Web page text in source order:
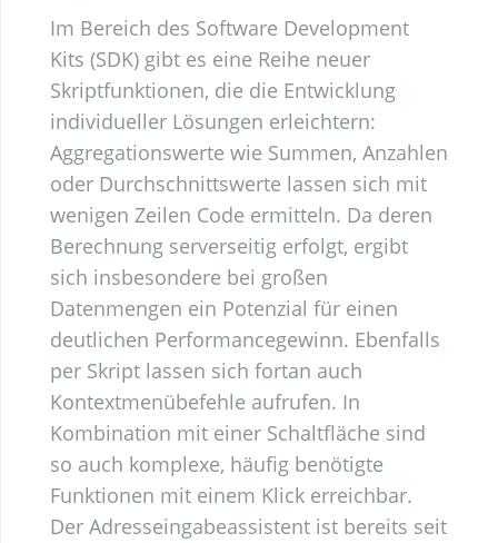
Im Bereich des Software Development
Kits (SDK) gibt es eine Reihe neuer
Skriptfunktionen, die die Entwicklung
individueller Lösungen erleichtern:
Aggregationswerte wie Summen, Anzahlen
oder Durchschnittswerte lassen sich mit
wenigen Zeilen Code ermitteln. Da deren
Berechnung serverseitig erfolgt, ergibt
sich insbesondere bei großen
Datenmengen ein Potenzial für einen
deutlichen Performancegewinn. Ebenfalls
per Skript lassen sich fortan auch
Kontextmenübefehle aufrufen. In
Kombination mit einer Schaltfläche sind
so auch komplexe, häufig benötigte
Funktionen mit einem Klick erreichbar.
Der Adresseingabeassistent ist bereits seit